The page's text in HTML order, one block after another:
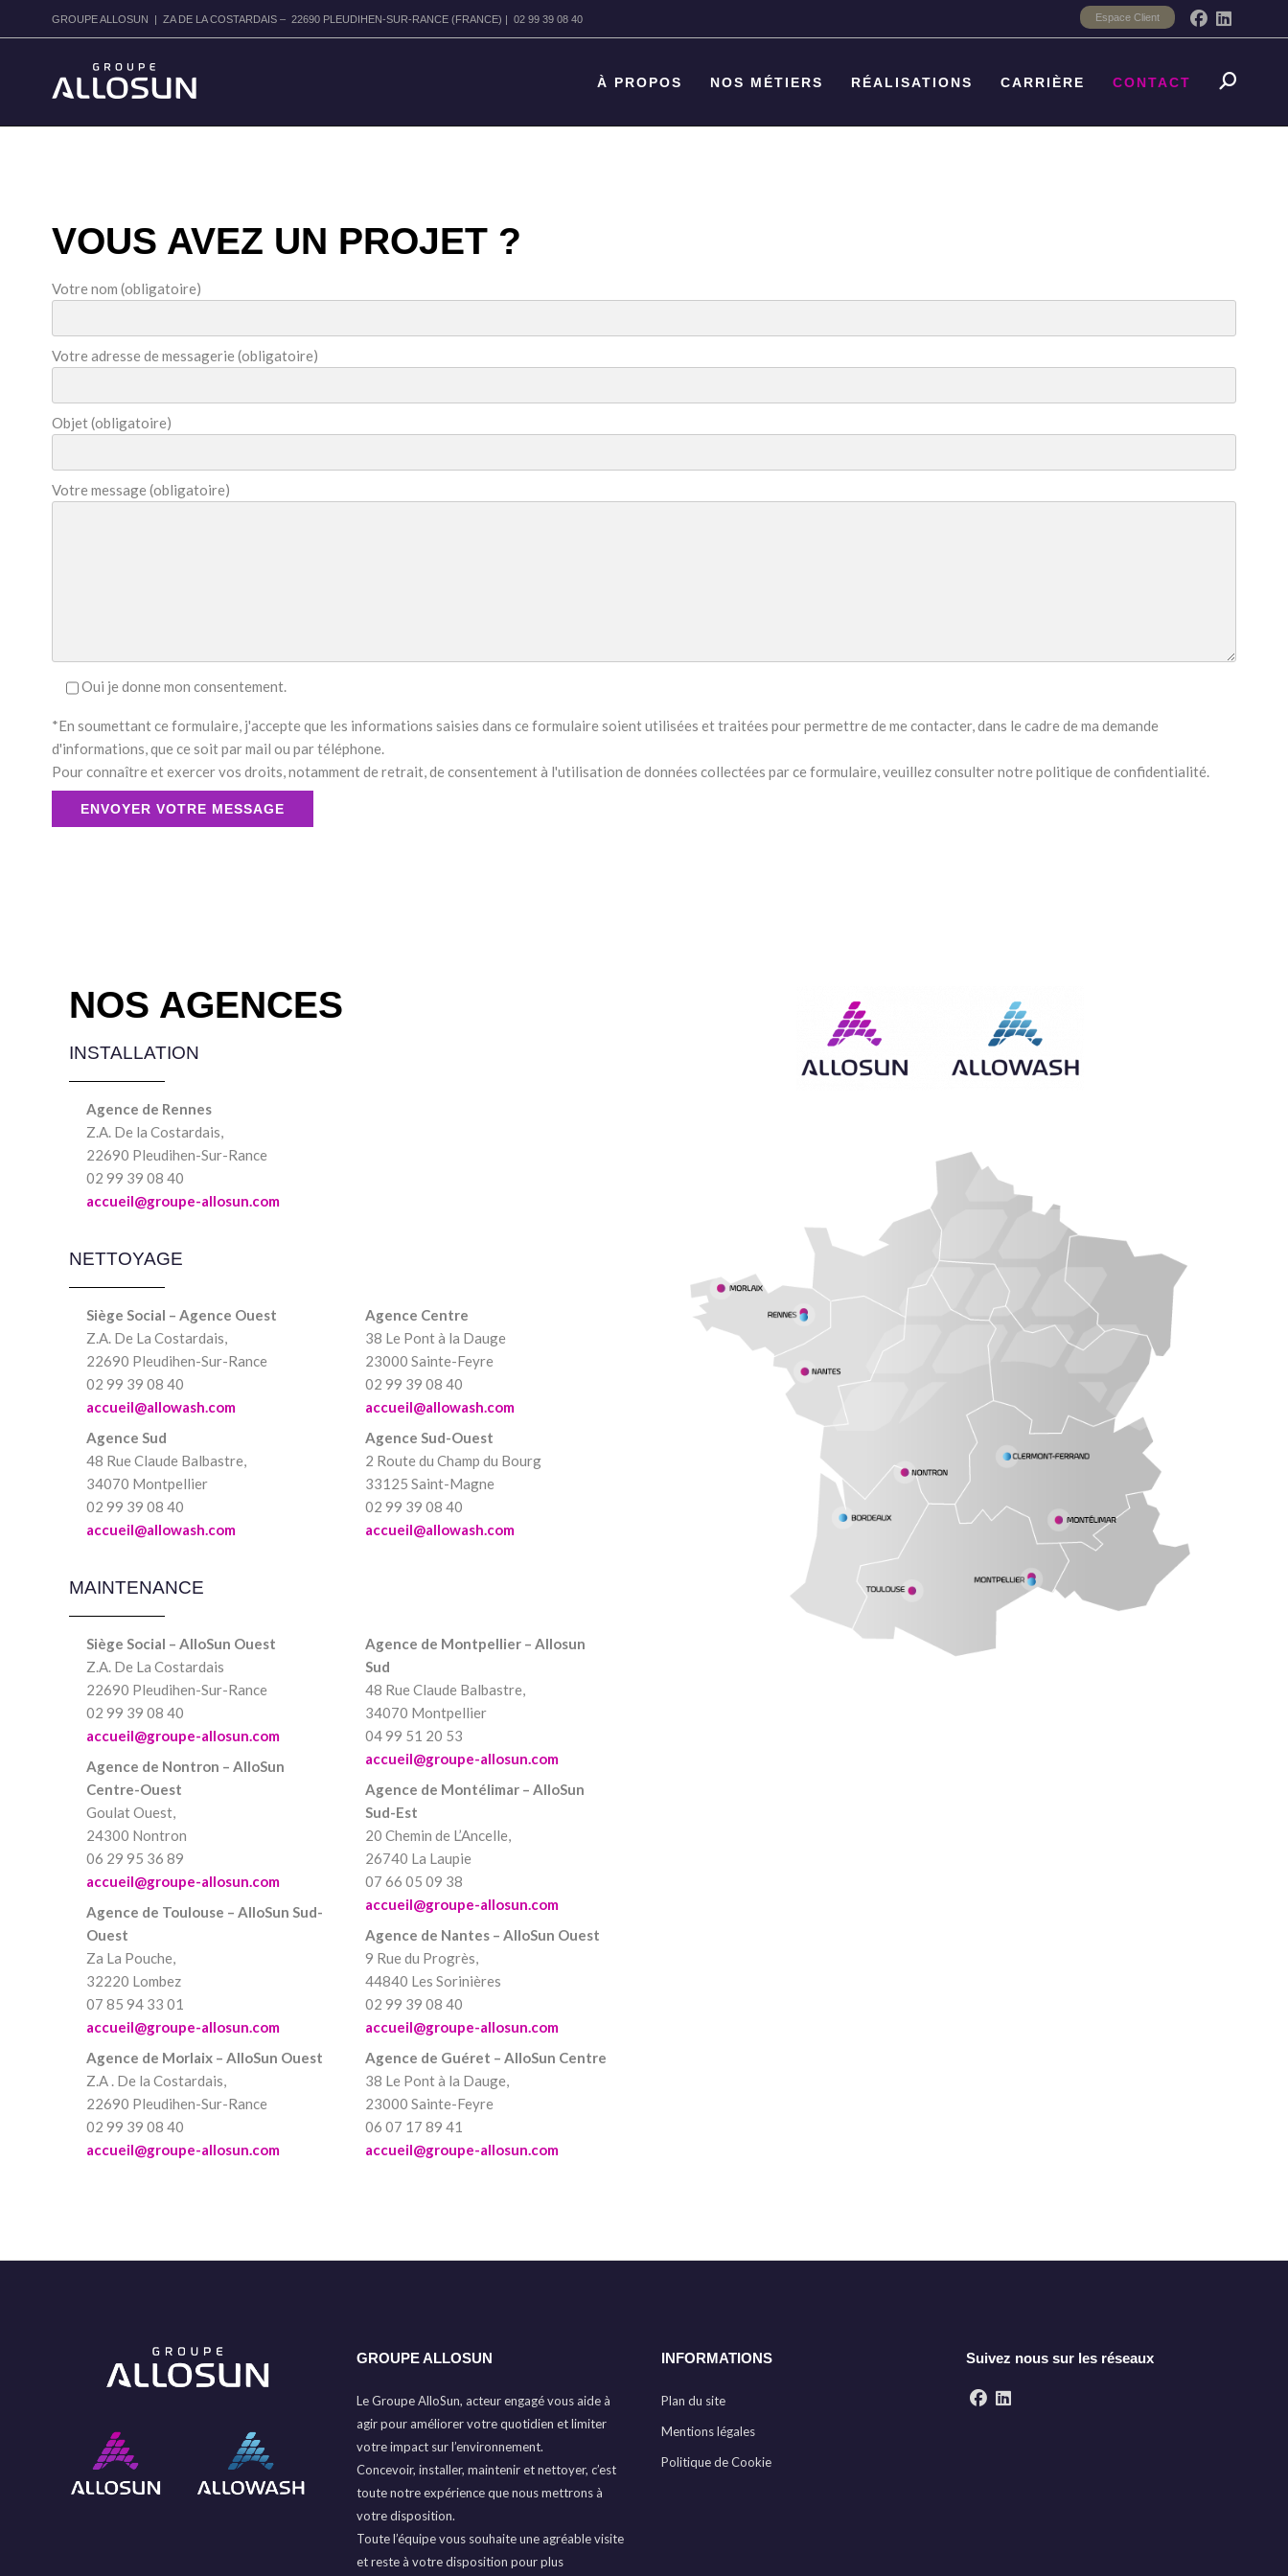
GROUPE ALLOSUN | ZA DE LA COSTARDAIS – 22690 PLEUDIHEN-SUR-RANCE (FRANCE) | 02 99 39 08 40 Espace Client
À PROPOS NOS MÉTIERS RÉALISATIONS CARRIÈRE CONTACT
VOUS AVEZ UN PROJET ?
Votre nom (obligatoire)
Votre adresse de messagerie (obligatoire)
Objet (obligatoire)
Votre message (obligatoire)
Oui je donne mon consentement.
*En soumettant ce formulaire, j'accepte que les informations saisies dans ce formulaire soient utilisées et traitées pour permettre de me contacter, dans le cadre de ma demande
d'informations, que ce soit par mail ou par téléphone.
Pour connaître et exercer vos droits, notamment de retrait, de consentement à l'utilisation de données collectées par ce formulaire, veuillez consulter notre politique de confidentialité.
NOS AGENCES
INSTALLATION
Agence de Rennes
Z.A. De la Costardais,
22690 Pleudihen-Sur-Rance
02 99 39 08 40
accueil@groupe-allosun.com
NETTOYAGE
Siège Social – Agence Ouest
Z.A. De La Costardais,
22690 Pleudihen-Sur-Rance
02 99 39 08 40
accueil@allowash.com
Agence Sud
48 Rue Claude Balbastre,
34070 Montpellier
02 99 39 08 40
accueil@allowash.com
Agence Centre
38 Le Pont à la Dauge
23000 Sainte-Feyre
02 99 39 08 40
accueil@allowash.com
Agence Sud-Ouest
2 Route du Champ du Bourg
33125 Saint-Magne
02 99 39 08 40
accueil@allowash.com
MAINTENANCE
Siège Social – AlloSun Ouest
Z.A. De La Costardais
22690 Pleudihen-Sur-Rance
02 99 39 08 40
accueil@groupe-allosun.com
Agence de Nontron – AlloSun
Centre-Ouest
Goulat Ouest,
24300 Nontron
06 29 95 36 89
accueil@groupe-allosun.com
Agence de Toulouse – AlloSun Sud-
Ouest
Za La Pouche,
32220 Lombez
07 85 94 33 01
accueil@groupe-allosun.com
Agence de Morlaix – AlloSun Ouest
Z.A . De la Costardais,
22690 Pleudihen-Sur-Rance
02 99 39 08 40
accueil@groupe-allosun.com
Agence de Montpellier – Allosun
Sud
48 Rue Claude Balbastre,
34070 Montpellier
04 99 51 20 53
accueil@groupe-allosun.com
Agence de Montélimar – AlloSun
Sud-Est
20 Chemin de L’Ancelle,
26740 La Laupie
07 66 05 09 38
accueil@groupe-allosun.com
Agence de Nantes – AlloSun Ouest
9 Rue du Progrès,
44840 Les Sorinières
02 99 39 08 40
accueil@groupe-allosun.com
Agence de Guéret – AlloSun Centre
38 Le Pont à la Dauge,
23000 Sainte-Feyre
06 07 17 89 41
accueil@groupe-allosun.com
GROUPE ALLOSUN
Le Groupe AlloSun, acteur engagé vous aide à
agir pour améliorer votre quotidien et limiter
votre impact sur l’environnement.
Concevoir, installer, maintenir et nettoyer, c’est
toute notre expérience que nous mettrons à
votre disposition.
Toute l’équipe vous souhaite une agréable visite
et reste à votre disposition pour plus
INFORMATIONS
Plan du site
Mentions légales
Politique de Cookie
Suivez nous sur les réseaux